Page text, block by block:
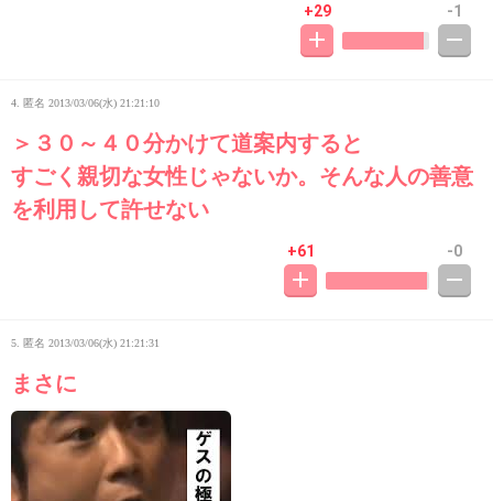
+29 -1
4. 匿名 2013/03/06(水) 21:21:10
＞３０～４０分かけて道案内すると
すごく親切な女性じゃないか。そんな人の善意
を利用して許せない
+61 -0
5. 匿名 2013/03/06(水) 21:21:31
まさに